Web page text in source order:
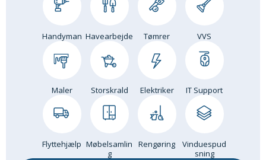
Handyman Havearbejde Tømrer VVS
Maler Storskrald Elektriker IT Support
Flyttehjælp Møbelsamlin
g
Rengøring
Vinduespud
sning